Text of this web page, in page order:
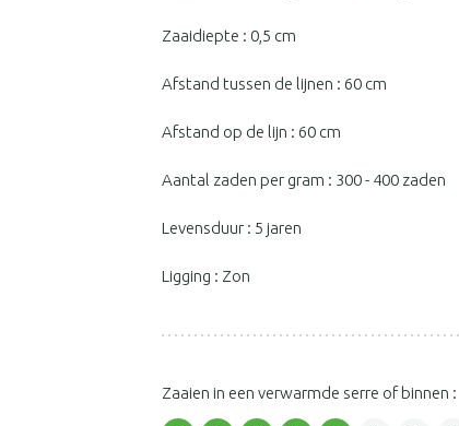
Zaaidiepte : 0,5 cm
Afstand tussen de lijnen : 60 cm
Afstand op de lijn : 60 cm
Aantal zaden per gram : 300 - 400 zaden
Levensduur : 5 jaren
Ligging : Zon
Zaaien in een verwarmde serre of binnen :